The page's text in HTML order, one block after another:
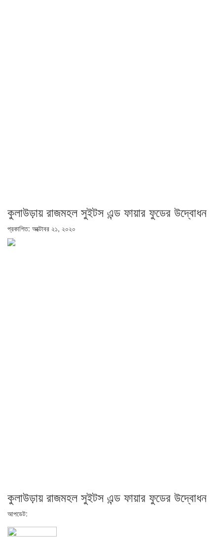
কুলাউড়ায় রাজমহল সুইটস এন্ড ফায়ার ফুডের উদ্বোধন
প্রকাশিত: অক্টোবর ২১, ২০২০
কুলাউড়ায় রাজমহল সুইটস এন্ড ফায়ার ফুডের উদ্বোধন
আপডেট: